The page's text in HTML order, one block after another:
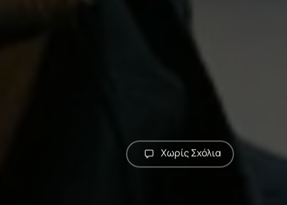
Χωρίς Σχόλια